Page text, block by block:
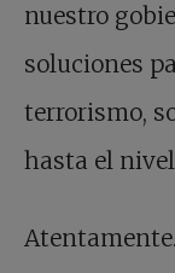
nuestro
soluciones
terrorismo,
hasta el
Atentamente.